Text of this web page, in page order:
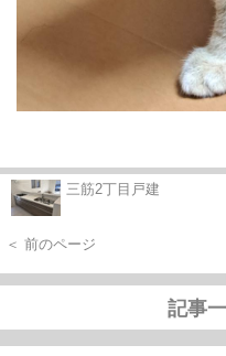
三筋2丁目戸建
＜ 前のページ
記事